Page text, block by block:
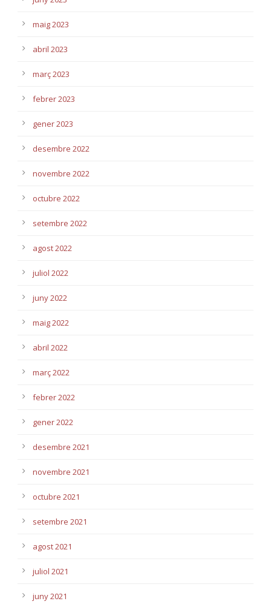
maig 2023
abril 2023
març 2023
febrer 2023
gener 2023
desembre 2022
novembre 2022
octubre 2022
setembre 2022
agost 2022
juliol 2022
juny 2022
maig 2022
abril 2022
març 2022
febrer 2022
gener 2022
desembre 2021
novembre 2021
octubre 2021
setembre 2021
agost 2021
juliol 2021
juny 2021